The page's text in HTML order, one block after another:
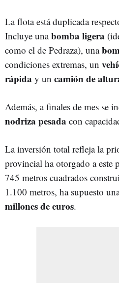
La flota está duplicada
Incluye unabomba ligera
como el de Pedraza), una
condiciones extremas, un
rápida y un camión de
Además, a finales de mes se
nodriza pesada con
La inversión total refleja la
provincial ha otorgado a este
745 metros cuadrados
1.100 metros, ha supuesto
millones de euros.